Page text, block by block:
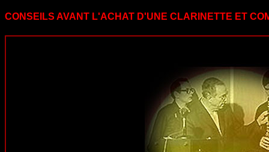
CONSEILS AVANT L'ACHAT D'UNE CLARINETTE ET